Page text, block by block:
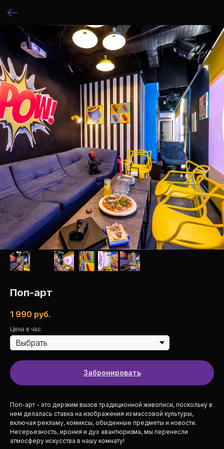
Поп-арт
1 990 руб.
Цена в час
Забронировать
Поп-арт - это дерзким вызов традиционной живописи, поскольку в
нем делалась ставка на изображения из массовой культуры,
включая рекламу, комиксы, обыденные предметы и новости.
Несерьезность, ирония и дух авантюризма, мы перенесли
атмосферу искусства в нашу комнату!